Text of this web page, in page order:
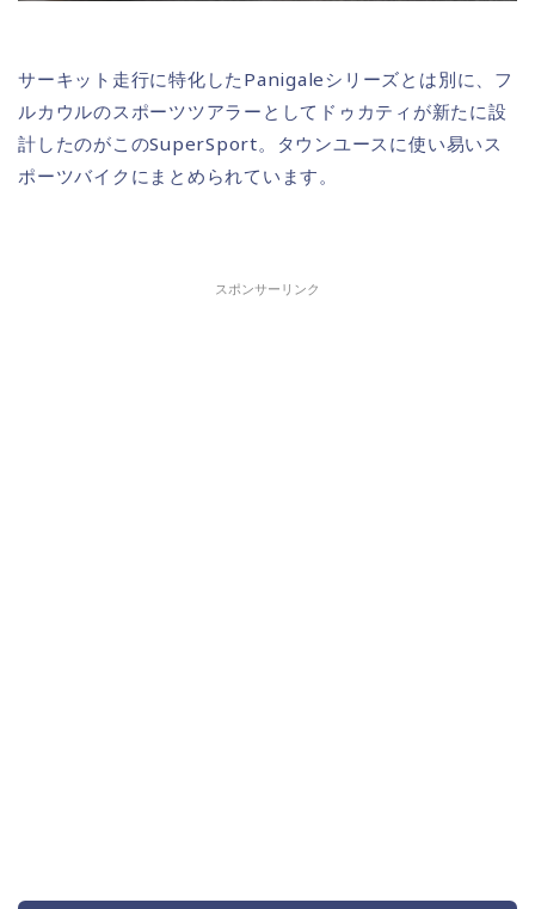
サーキット走行に特化したPanigaleシリーズとは別に、フ
ルカウルのスポーツツアラーとしてドゥカティが新たに設
計したのがこのSuperSport。タウンユースに使い易いス
ポーツバイクにまとめられています。
スポンサーリンク